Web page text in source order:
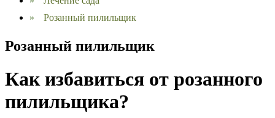
»
Розанный пилильщик
Розанный пилильщик
Как избавиться от розанного
пилильщика?